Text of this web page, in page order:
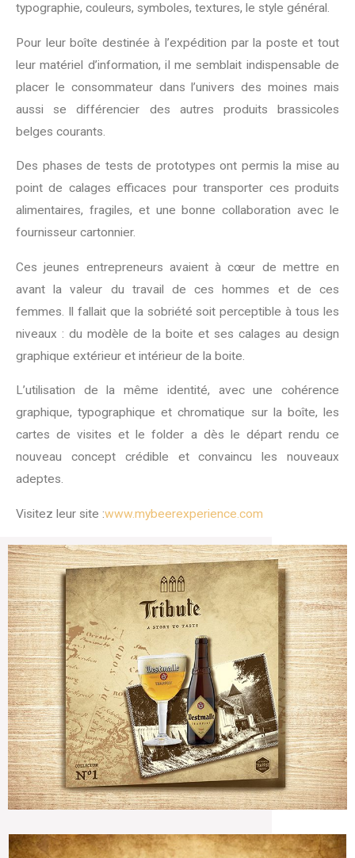
typographie, couleurs, symboles, textures, le style général.
Pour leur boîte destinée à l’expédition par la poste et tout
leur matériel d’information, iI me semblait indispensable de
placer le consommateur dans l’univers des moines mais
aussi se différencier des autres produits brassicoles
belges courants.
Des phases de tests de prototypes ont permis la mise au
point de calages efficaces pour transporter ces produits
alimentaires, fragiles, et une bonne collaboration avec le
fournisseur cartonnier.
Ces jeunes entrepreneurs avaient à cœur de mettre en
avant la valeur du travail de ces hommes et de ces
femmes. Il fallait que la sobriété soit perceptible à tous les
niveaux : du modèle de la boite et ses calages au design
graphique extérieur et intérieur de la boite.
L’utilisation de la même identité, avec une cohérence
graphique, typographique et chromatique sur la boîte, les
cartes de visites et le folder a dès le départ rendu ce
nouveau concept crédible et convaincu les nouveaux
adeptes.
Visitez leur site :www.mybeerexperience.com